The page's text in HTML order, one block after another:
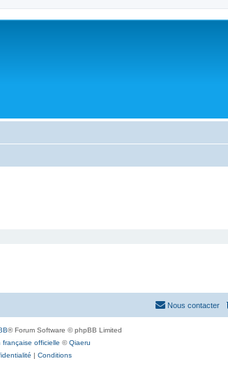
Nous contacter
® Forum Software © phpBB Limited
française officielle ©Qiaeru
| Conditions